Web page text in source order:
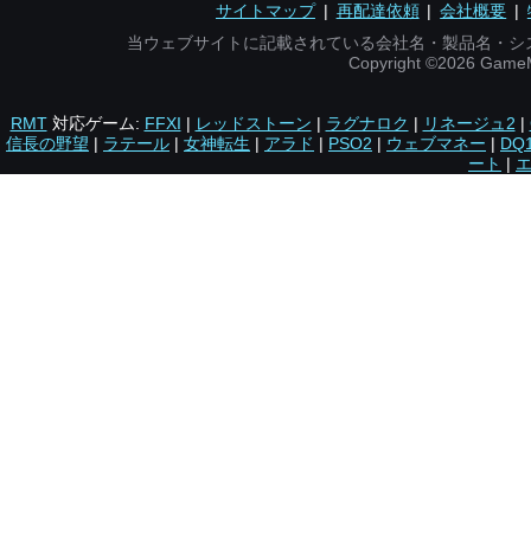
サイトマップ| 再配達依頼|会社概要 |
当ウェブサイトに記載されている会社名・製品名・
Copyright ©2026
RMT対応ゲーム: FFXI | レッドストーン | ラグナロク | リネージュ2 |
信長の野望 | ラテール | 女神転生 | アラド | PSO2 | ウェブマネー |
ート |